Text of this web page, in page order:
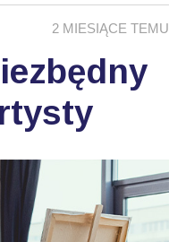
2 MIESIĄCE TEMU